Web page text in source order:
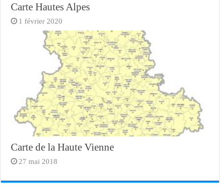
Carte Hautes Alpes
1 février 2020
Carte de la Haute Vienne
27 mai 2018